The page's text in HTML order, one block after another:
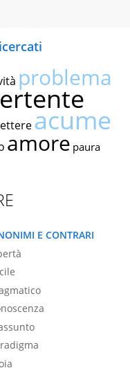
problema
acume
amore paura
E CONTRARI